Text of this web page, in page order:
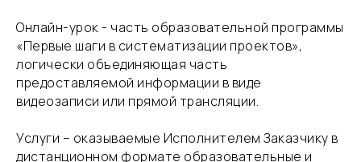
​Онлайн-урок - часть образовательной программы
«Первые шаги в систематизации проектов»,
логически объединяющая часть
предоставляемой информации в виде
видеозаписи или прямой трансляции.
​Услуги – оказываемые Исполнителем Заказчику в
дистанционном формате образовательные и